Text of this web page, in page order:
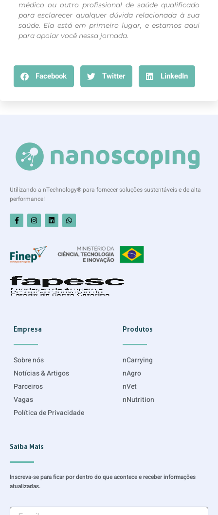
médico ou outro profissional de saúde qualificado
para esclarecer qualquer dúvida relacionada à sua
saúde. Ela está em primeiro lugar, e estamos aqui
para apoiar você nessa jornada.
Facebook Twitter LinkedIn
Utilizando a nTechnology® para fornecer soluções sustentáveis e de alta
performance!
Empresa
Sobre nós
Notícias & Artigos
Parceiros
Vagas
Política de Privacidade
Produtos
nCarrying
nAgro
nVet
nNutrition
Saiba Mais
Inscreva-se para ficar por dentro do que acontece e receber informações
atualizadas.